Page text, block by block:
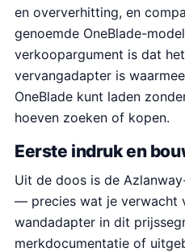
en oververhitting, en
genoemde OneBlade-
verkoopargument is dat
vervangadapter is
OneBlade kunt laden
hoeven zoeken of kopen.
Eerste indruk en
Uit de doos is de
— precies wat je verwacht
wandadapter in dit
merkdocumentatie of